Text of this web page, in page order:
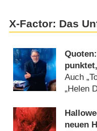
X-Factor: Das
Auch
„Helen
neuen